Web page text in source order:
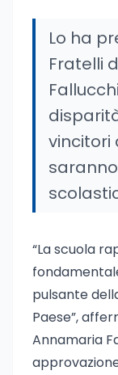
Lo ha
Fratelli
vincitori
“La scuola
pulsante
Paese”,
Annamaria